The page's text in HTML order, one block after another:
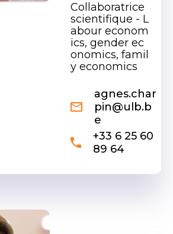
Collaboratrice
scientifique - L
abour econom
ics, gender ec
onomics, famil
y economics
agnes.char
pin@ulb.b
e
+33 6 25 60
89 64